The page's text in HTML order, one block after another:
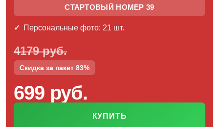
СТАРТОВЫЙ НОМЕР 39
Персональные фото: 21 шт.
4179 руб.
Скидка за пакет 83%
699 руб.
КУПИТЬ